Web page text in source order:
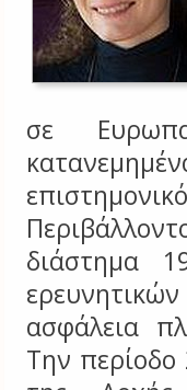
σε
διάστημα
ασφάλεια
Την